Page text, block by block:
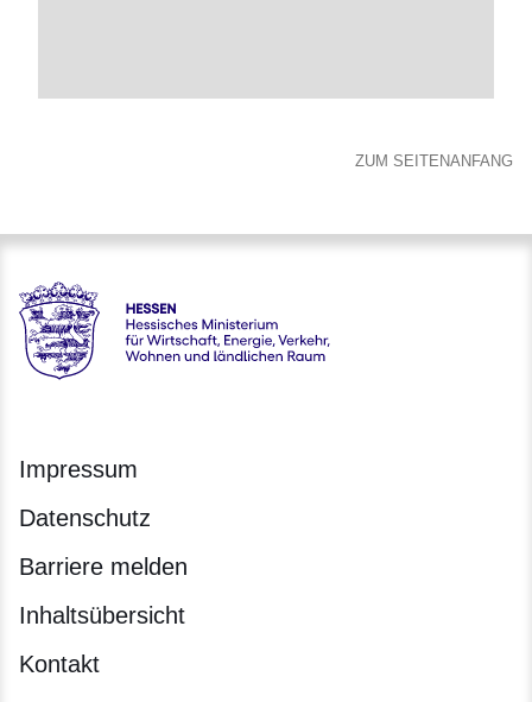
ZUM SEITENANFANG
Hessen - Hessisches Ministerium für Wirtschaft, Energie,
Impressum
Datenschutz
Barriere melden
Inhaltsübersicht
Kontakt